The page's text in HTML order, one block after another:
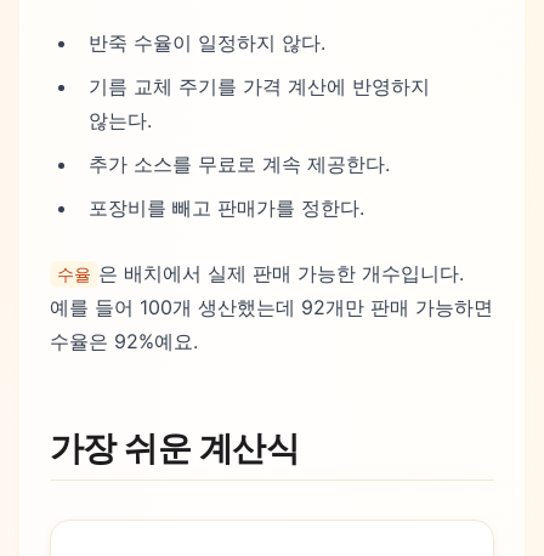
반죽 수율이 일정하지 않다.
기름 교체 주기를 가격 계산에 반영하지
않는다.
추가 소스를 무료로 계속 제공한다.
포장비를 빼고 판매가를 정한다.
수율 은 배치에서 실제 판매 가능한 개수입니다.
예를 들어 100개 생산했는데 92개만 판매 가능하면
수율은 92%예요.
가장 쉬운 계산식